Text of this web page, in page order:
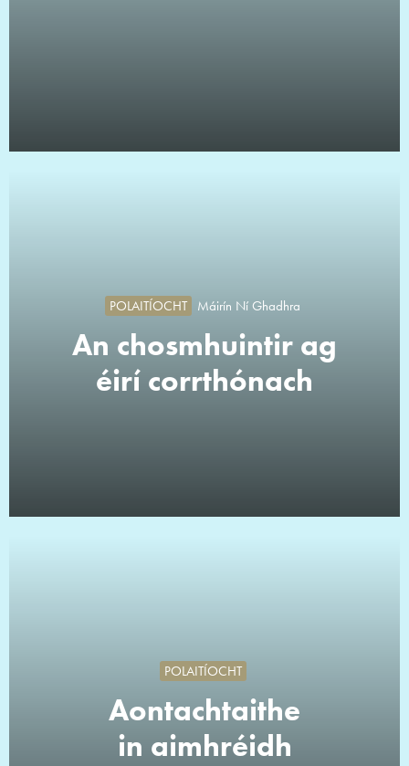
An chosmhuintir ag
éirí corrthónach
POLAITÍOCHT Máirín Ní Ghadhra
Aontachtaithe
in aimhréidh
POLAITÍOCHT